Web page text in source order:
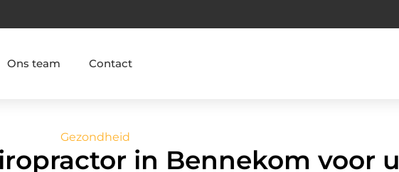
Ons team Contact
Gezondheid
in Bennekom voor u